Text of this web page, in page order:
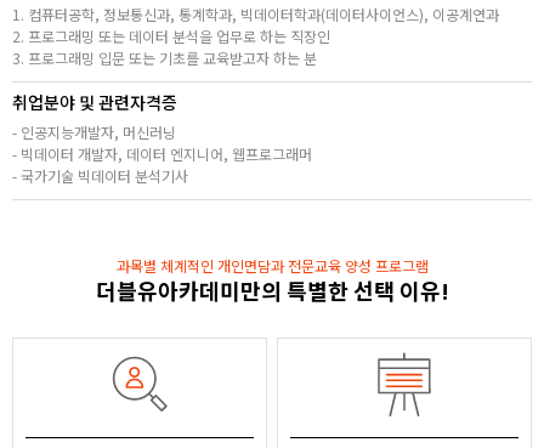
1. 컴퓨터공학, 정보통신과, 통계학과, 빅데이터학과(데이터사이언스), 이공계연과
2. 프로그래밍 또는 데이터 분석을 업무로 하는 직장인
3. 프로그래밍 입문 또는 기초를 교육받고자 하는 분
취업분야 및 관련자격증
- 인공지능개발자, 머신러닝
- 빅데이터 개발자, 데이터 엔지니어, 웹프로그래머
- 국가기술 빅데이터 분석기사
과목별 체계적인 개인면담과 전문교육 양성 프로그램
더블유아카데미만의 특별한 선택 이유!